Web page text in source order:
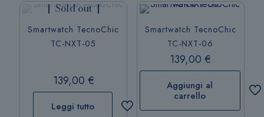
Sold out
Smartwatch TecnoChic
TC-NXT-05
139,00 €
Leggi tutto
Smartwatch TecnoChic
TC-NXT-06
139,00€
Aggiungi al
carrello